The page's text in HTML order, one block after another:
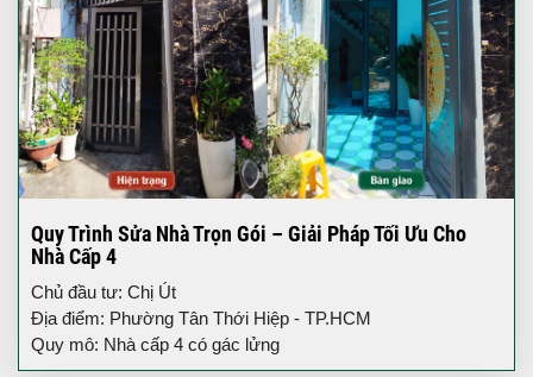
Quy Trình Sửa Nhà Trọn Gói – Giải Pháp Tối Ưu Cho
Nhà Cấp 4
Chủ đầu tư: Chị Út
Địa điểm: Phường Tân Thới Hiệp - TP.HCM
Quy mô: Nhà cấp 4 có gác lửng